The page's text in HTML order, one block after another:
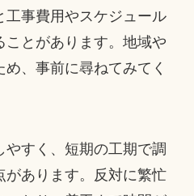
工事費用やスケジュール
とがあります。地域や
、事前に尋ねてみてく
やすく、短期の工期で調
があります。反対に繁忙